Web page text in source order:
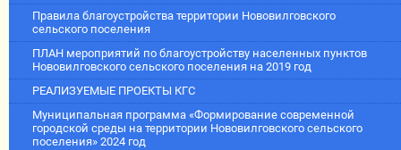
Правила благоустройства территории Нововилговского
сельского поселения
ПЛАН мероприятий по благоустройству населенных пунктов
Нововилговского сельского поселения на 2019 год
РЕАЛИЗУЕМЫЕ ПРОЕКТЫ КГС
Муниципальная программа «Формирование современной
городской среды на территории Нововилговского сельского
поселения» 2024 год